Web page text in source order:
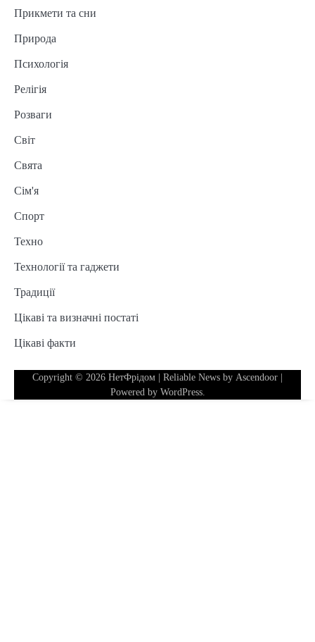
Прикмети та сни
Природа
Психологія
Релігія
Розваги
Світ
Свята
Сім'я
Спорт
Техно
Технології та гаджети
Традиції
Цікаві та визначні постаті
Цікаві факти
Copyright © 2026 НетФрідом | Reliable News by Ascendoor |
Powered by WordPress.